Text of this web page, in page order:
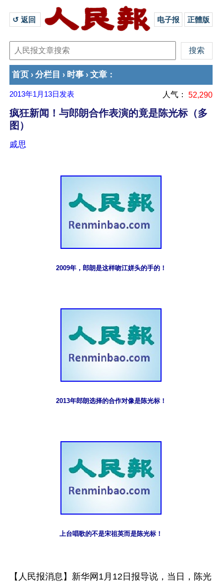
↺ 返回 电子报 正體版
首页 › 分栏目 › 时事 › 文章 ：
2013年1月13日 发表 人气： 52,290
疯狂新闻！与郎朗合作表演的竟是陈光标（多
图）
戚思
2009年，郎朗是这样吻江姘头的手的！
2013年郎朗选择的合作对像是陈光标！
上台唱歌的不是宋祖英而是陈光标！
【人民报消息】新华网1月12日报导说，当日，陈光